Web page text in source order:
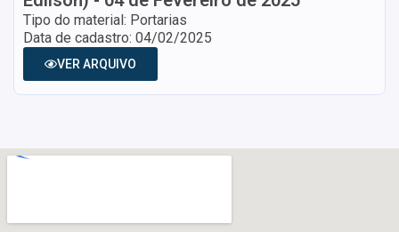
Tipo do material: Portarias
Data de cadastro: 04/02/2025
VER ARQUIVO